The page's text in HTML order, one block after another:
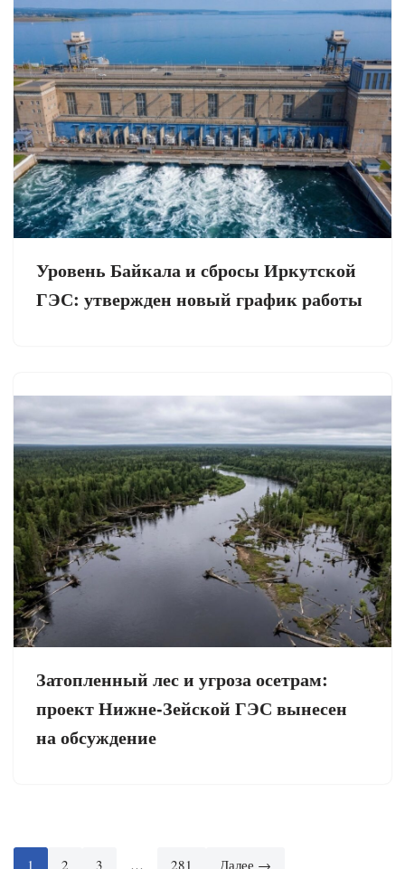
Уровень Байкала и сбросы Иркутской
ГЭС: утвержден новый график работы
Затопленный лес и угроза осетрам:
проект Нижне-Зейской ГЭС вынесен
на обсуждение
1 2 3 … 281 Далее →